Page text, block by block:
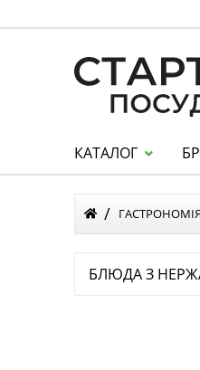
КАТАЛОГ
БЛЮДА З